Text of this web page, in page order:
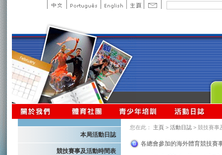
本局活動日誌
競技賽事及活動時間表
您在此： 主頁 > 活動日誌 > 競技賽事
各總會參加的海外體育競技賽